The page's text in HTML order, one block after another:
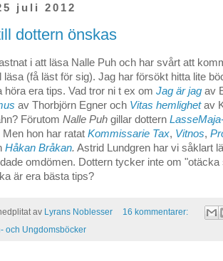
juli 2012
dottern önskas
i att läsa Nalle Puh och har svårt att
läsa (få läst för sig). Jag har försökt hitta lite
höra era tips. Vad tror ni t ex om Jag är jag av
av Thorbjörn Egner och Vitas hemlighetav
Förutom Nalle Puh gillar dottern
Men hon har ratat Kommissarie Tax, Vitnos,
Håkan Bråkan. Astrid Lundgren har vi såklart
omdömen. Dottern tycker inte om
är era bästa tips?
av Lyrans Noblesser
16 kommentarer:
och Ungdomsböcker